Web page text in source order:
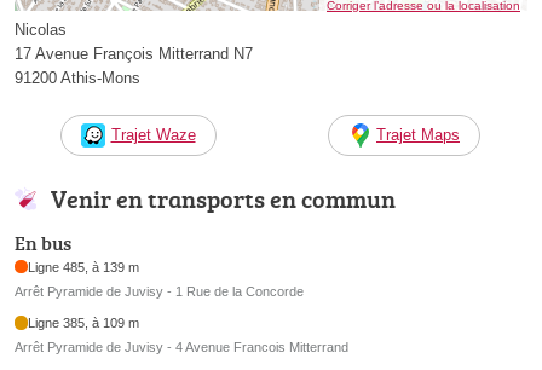
Corriger l’adresse ou la localisation
Nicolas
17 Avenue François Mitterrand N7
91200 Athis-Mons
Trajet Waze Trajet Maps
Venir en transports en commun
En bus
Ligne 485, à 139 m
Arrêt Pyramide de Juvisy - 1 Rue de la Concorde
Ligne 385, à 109 m
Arrêt Pyramide de Juvisy - 4 Avenue Francois Mitterrand